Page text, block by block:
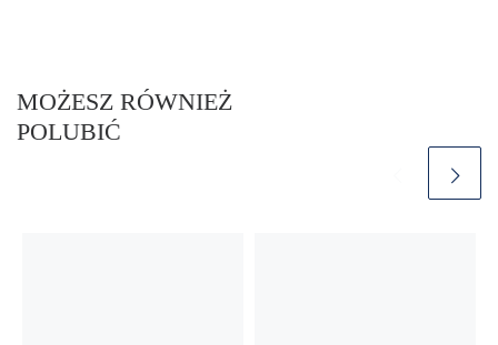
MOŻESZ RÓWNIEŻ
POLUBIĆ